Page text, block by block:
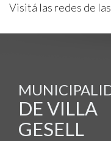
Visitá las redes de
DE VILLA
GESELL